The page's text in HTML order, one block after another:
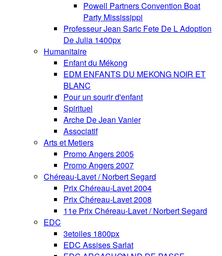
Powell Partners Convention Boat
Party Mississippi
Professeur Jean Saric Fete De L Adoption
De Julia 1400px
Humanitaire
Enfant du Mékong
EDM ENFANTS DU MEKONG NOIR ET
BLANC
Pour un sourir d'enfant
Spirituel
Arche De Jean Vanier
Associatif
Arts et Metiers
Promo Angers 2005
Promo Angers 2007
Chéreau-Lavet / Norbert Segard
Prix Chéreau-Lavet 2004
Prix Chéreau-Lavet 2008
11e Prix Chéreau-Lavet / Norbert Segard
EDC
3etoiles 1800px
EDC Assises Sarlat